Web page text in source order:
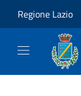
Regione Lazio